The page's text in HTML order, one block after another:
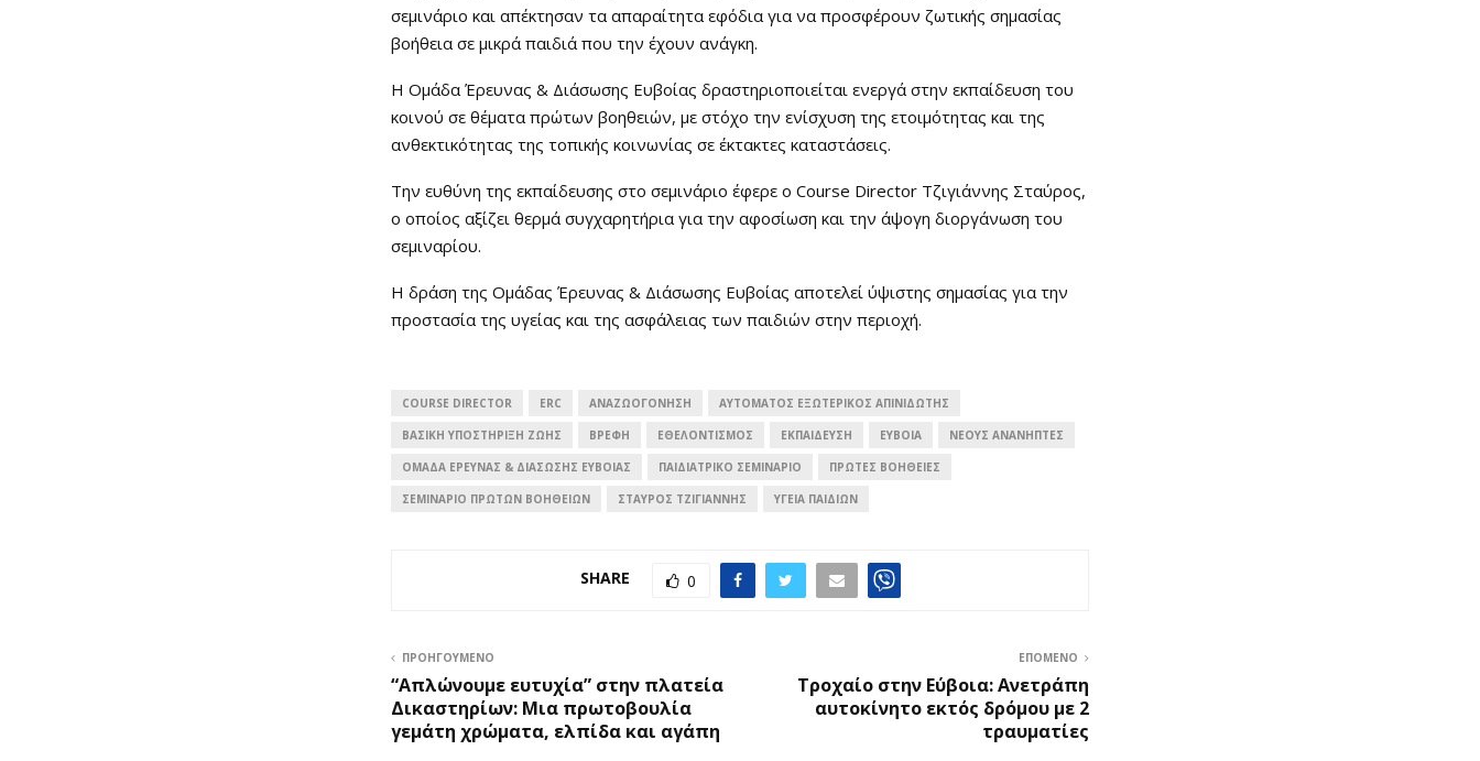
σεμινάριο και απέκτησαν τα απαραίτητα εφόδια για να προσφέρουν ζωτικής σημασίας
βοήθεια σε μικρά παιδιά που την έχουν ανάγκη.
Η Ομάδα Έρευνας & Διάσωσης Ευβοίας δραστηριοποιείται ενεργά στην εκπαίδευση του
κοινού σε θέματα πρώτων βοηθειών, με στόχο την ενίσχυση της ετοιμότητας και της
ανθεκτικότητας της τοπικής κοινωνίας σε έκτακτες καταστάσεις.
Την ευθύνη της εκπαίδευσης στο σεμινάριο έφερε ο Course Director Τζιγιάννης Σταύρος,
ο οποίος αξίζει θερμά συγχαρητήρια για την αφοσίωση και την άψογη διοργάνωση του
σεμιναρίου.
Η δράση της Ομάδας Έρευνας & Διάσωσης Ευβοίας αποτελεί ύψιστης σημασίας για την
προστασία της υγείας και της ασφάλειας των παιδιών στην περιοχή.
COURSE DIRECTOR ERC ΑΝΑΖΩΟΓΌΝΗΣΗ ΑΥΤΌΜΑΤΟΣ ΕΞΩΤΕΡΙΚΌΣ ΑΠΙΝΙΔΩΤΉΣ
ΒΑΣΙΚΉ ΥΠΟΣΤΉΡΙΞΗ ΖΩΉΣ ΒΡΈΦΗ ΕΘΕΛΟΝΤΙΣΜΌΣ ΕΚΠΑΙΔΕΥΣΗ ΕΎΒΟΙΑ ΝΈΟΥΣ ΑΝΑΝΉΠΤΕΣ
ΟΜΆΔΑ ΈΡΕΥΝΑΣ & ΔΙΆΣΩΣΗΣ ΕΥΒΟΊΑΣ ΠΑΙΔΙΑΤΡΙΚΌ ΣΕΜΙΝΆΡΙΟ ΠΡΏΤΕΣ ΒΟΉΘΕΙΕΣ
ΣΕΜΙΝΆΡΙΟ ΠΡΏΤΩΝ ΒΟΗΘΕΙΏΝ ΣΤΑΎΡΟΣ ΤΖΙΓΙΆΝΝΗΣ ΥΓΕΊΑ ΠΑΙΔΙΏΝ
SHARE 0
ΠΡΟΗΓΟΎΜΕΝΟ
“Απλώνουμε ευτυχία” στην πλατεία
Δικαστηρίων: Μια πρωτοβουλία
γεμάτη χρώματα, ελπίδα και αγάπη
ΕΠΌΜΕΝΟ
Τροχαίο στην Εύβοια: Ανετράπη
αυτοκίνητο εκτός δρόμου με 2
τραυματίες